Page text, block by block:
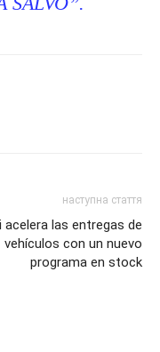
наступна стаття
acelera las entregas de
vehículos con un nuevo
programa en stock